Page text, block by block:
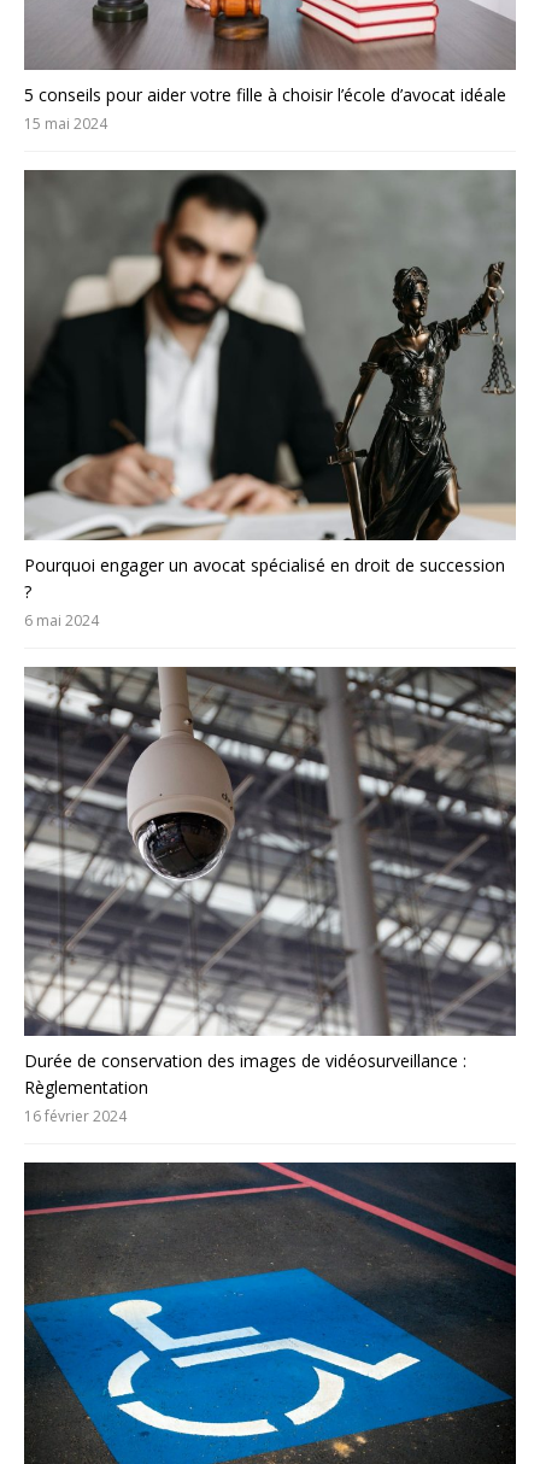
5 conseils pour aider votre fille à choisir l’école d’avocat idéale
15 mai 2024
Pourquoi engager un avocat spécialisé en droit de succession
?
6 mai 2024
Durée de conservation des images de vidéosurveillance :
Règlementation
16 février 2024